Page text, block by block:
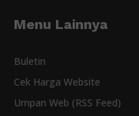
Menu Lainnya
Buletin
Cek Harga Website
Umpan Web (RSS Feed)